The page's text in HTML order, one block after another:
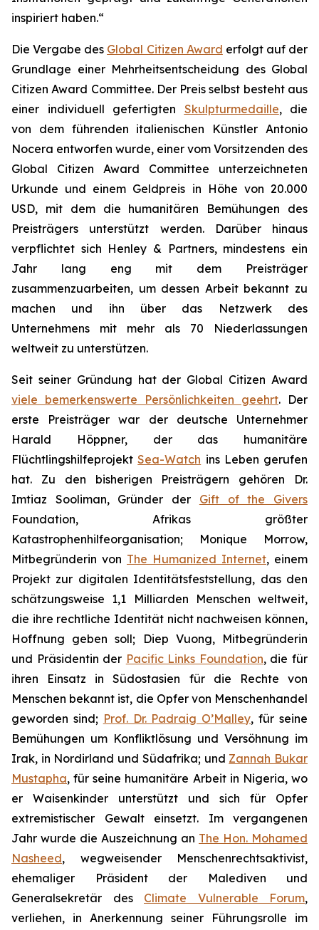
inspiriert haben.“
Die Vergabe des Global Citizen Award erfolgt auf der
Grundlage einer Mehrheitsentscheidung des Global
Citizen Award Committee. Der Preis selbst besteht aus
einer individuell gefertigten Skulpturmedaille, die
von dem führenden italienischen Künstler Antonio
Nocera entworfen wurde, einer vom Vorsitzenden des
Global Citizen Award Committee unterzeichneten
Urkunde und einem Geldpreis in Höhe von 20.000
USD, mit dem die humanitären Bemühungen des
Preisträgers unterstützt werden. Darüber hinaus
verpflichtet sich Henley & Partners, mindestens ein
Jahr lang eng mit dem Preisträger
zusammenzuarbeiten, um dessen Arbeit bekannt zu
machen und ihn über das Netzwerk des
Unternehmens mit mehr als 70 Niederlassungen
weltweit zu unterstützen.
Seit seiner Gründung hat der Global Citizen Award
viele bemerkenswerte Persönlichkeiten geehrt. Der
erste Preisträger war der deutsche Unternehmer
Harald Höppner, der das humanitäre
FlüchtlingshilfeprojektSea-Watch ins Leben gerufen
hat. Zu den bisherigen Preisträgern gehören Dr.
Imtiaz Sooliman, Gründer der Gift of the Givers
Foundation, Afrikas größter
Katastrophenhilfeorganisation; Monique Morrow,
Mitbegründerin von The Humanized Internet, einem
Projekt zur digitalen Identitätsfeststellung, das den
schätzungsweise 1,1 Milliarden Menschen weltweit,
die ihre rechtliche Identität nicht nachweisen können,
Hoffnung geben soll; Diep Vuong, Mitbegründerin
und Präsidentin der Pacific Links Foundation, die für
ihren Einsatz in Südostasien für die Rechte von
Menschen bekannt ist, die Opfer von Menschenhandel
geworden sind; Prof. Dr. Padraig O’Malley, für seine
Bemühungen um Konfliktlösung und Versöhnung im
Irak, in Nordirland und Südafrika; und Zannah Bukar
Mustapha, für seine humanitäre Arbeit in Nigeria, wo
er Waisenkinder unterstützt und sich für Opfer
extremistischer Gewalt einsetzt. Im vergangenen
Jahr wurde die Auszeichnung an The Hon. Mohamed
Nasheed, wegweisender Menschenrechtsaktivist,
ehemaliger Präsident der Malediven und
Generalsekretär des Climate Vulnerable Forum,
verliehen, in Anerkennung seiner Führungsrolle im